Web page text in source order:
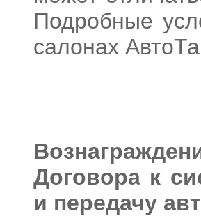
Подробные
салонах
Договора к
и передачу